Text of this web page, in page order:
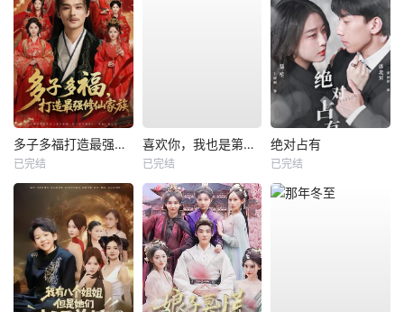
多子多福打造最强修仙家族
已完结
喜欢你，我也是第一部
已完结
绝对占有
已完结